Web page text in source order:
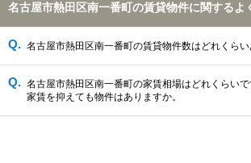
名古屋市熱田区南一番町の賃貸物件に関するよ
名古屋市熱田区南一番町の賃貸物件数はどれくらい
名古屋市熱田区南一番町の家賃相場はどれくらいで
家賃を抑えても物件はありますか。